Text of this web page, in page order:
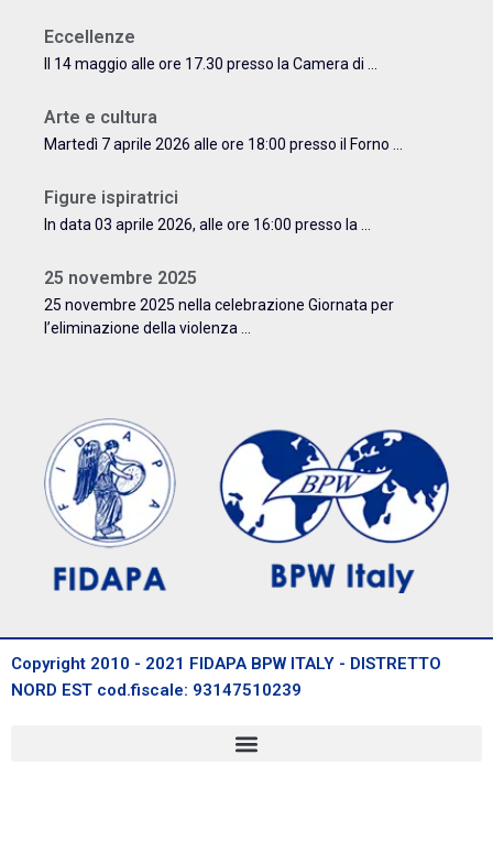
Eccellenze
Il 14 maggio alle ore 17.30 presso la Camera di ...
Arte e cultura
Martedì 7 aprile 2026 alle ore 18:00 presso il Forno ...
Figure ispiratrici
In data 03 aprile 2026, alle ore 16:00 presso la ...
25 novembre 2025
25 novembre 2025 nella celebrazione Giornata per
l’eliminazione della violenza ...
Copyright 2010 - 2021 FIDAPA BPW ITALY - DISTRETTO
NORD EST cod.fiscale: 93147510239